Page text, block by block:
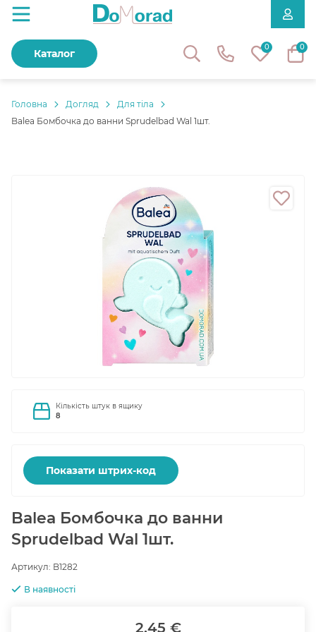
0 0
Каталог
Головнa Догляд
Для тіла
Balea Бомбочка до ванни Sprudelbad Wal 1шт.
Кількість штук в ящику
8
Показати штрих-код
Balea Бомбочка до ванни
Sprudelbad Wal 1шт.
Артикул: B1282
В наявності
2.45 €